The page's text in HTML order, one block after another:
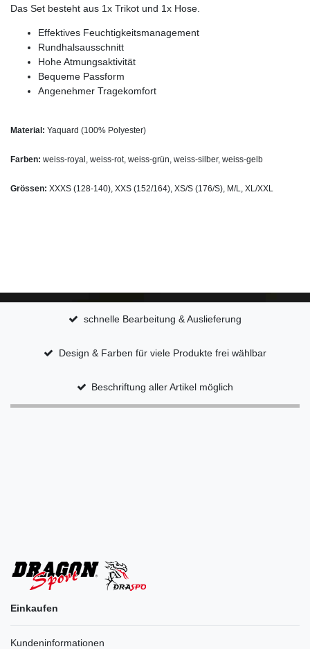
Das Set besteht aus 1x Trikot und 1x Hose.
Effektives Feuchtigkeitsmanagement
Rundhalsausschnitt
Hohe Atmungsaktivität
Bequeme Passform
Angenehmer Tragekomfort
Material: Yaquard (100% Polyester)
Farben: weiss-royal, weiss-rot, weiss-grün, weiss-silber, weiss-gelb
Grössen: XXXS (128-140), XXS (152/164), XS/S (176/S), M/L, XL/XXL
schnelle Bearbeitung & Auslieferung
Design & Farben für viele Produkte frei wählbar
Beschriftung aller Artikel möglich
Einkaufen
Kundeninformationen